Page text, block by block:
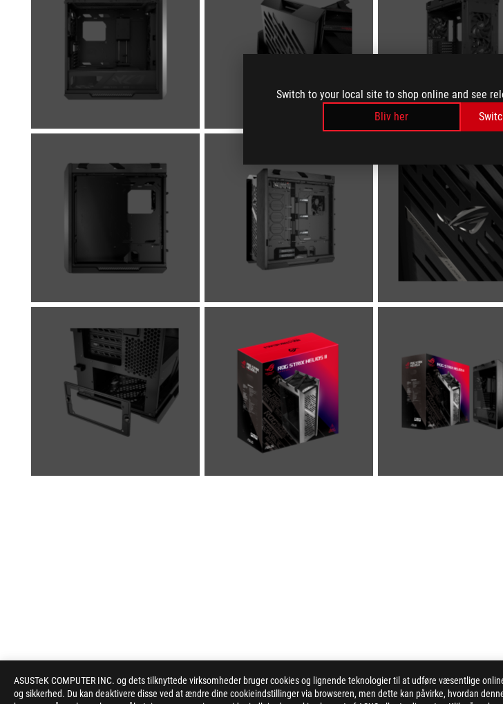
ASUSTeK COMPUTER INC. og dets tilknyttede virksomheder bruger cookies og lignende teknologier til at udføre væsentlige
og sikkerhed. Du kan deaktivere disse ved at ændre dine cookieindstillinger via browseren, men dette kan påvirke, hvordan
Switch to your local site to shop online and see
Bliv her
ASUS